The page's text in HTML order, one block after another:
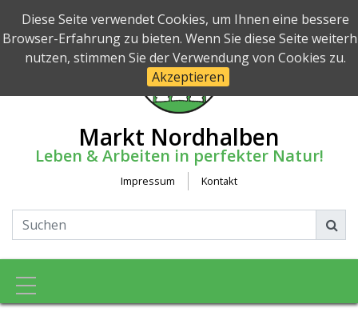
Diese Seite verwendet Cookies, um Ihnen eine bessere
Browser-Erfahrung zu bieten. Wenn Sie diese Seite
nutzen, stimmen Sie der Verwendung von Cookies zu.
Akzeptieren
Markt Nordhalben
Leben & Arbeiten in perfekter Natur!
Impressum Kontakt
Toggle navigation